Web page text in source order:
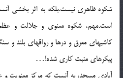
شکوه ظاهری نیست.بلکه به اثر بخشی
است.مهم، شکوه معنوی و جلالت و
کاشیهای معرق و درها و رواقهای بلند و
پیکرهای منبت کاری شده!…